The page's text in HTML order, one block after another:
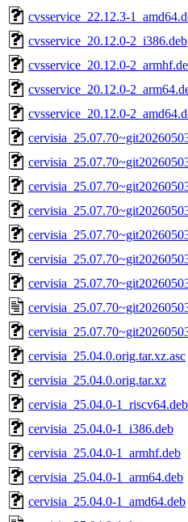
cvsservice_22.12.3-
cvsservice_20.12.0-2_i386.deb
cvsservice_20.12.0-
cvsservice_20.12.0-
cvsservice_20.12.0-
cervisia_25.04.0.orig.tar.xz.asc
cervisia_25.04.0.orig.tar.xz
cervisia_25.04.0-1_riscv64.deb
cervisia_25.04.0-1_i386.deb
cervisia_25.04.0-1_armhf.deb
cervisia_25.04.0-1_arm64.deb
cervisia_25.04.0-1_amd64.deb